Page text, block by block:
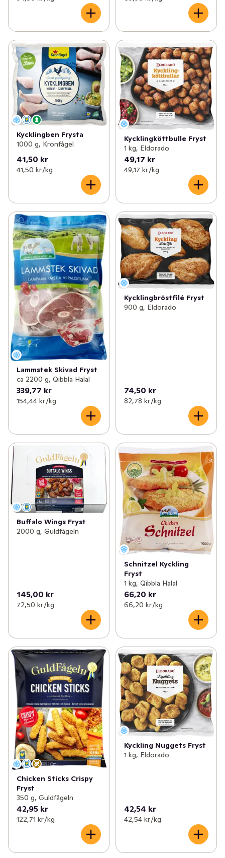
Kycklingben Frysta
1000 g, Kronfågel
41,50 kr
41,50 kr /kg
Kycklingköttbulle Fryst
1 kg, Eldorado
49,17 kr
49,17 kr /kg
Lammstek Skivad Fryst
ca 2200 g, Qibbla Halal
339,77 kr
154,44 kr /kg
Kycklingbröstfilé Fryst
900 g, Eldorado
74,50 kr
82,78 kr /kg
Buffalo Wings Fryst
2000 g, Guldfågeln
145,00 kr
72,50 kr /kg
Schnitzel Kyckling
Fryst
1 kg, Qibbla Halal
66,20 kr
66,20 kr /kg
Chicken Sticks Crispy
Fryst
350 g, Guldfågeln
42,95 kr
122,71 kr /kg
Kyckling Nuggets Fryst
1 kg, Eldorado
42,54 kr
42,54 kr /kg